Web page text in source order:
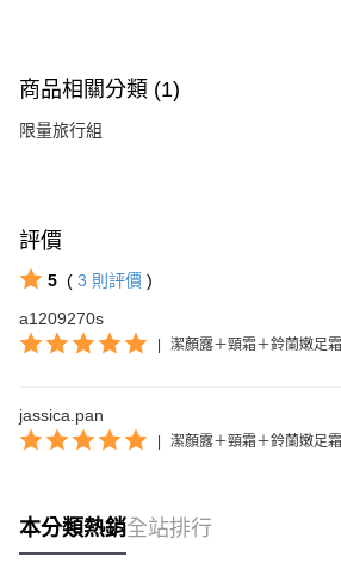
商品相關分類 (1)
限量旅行組
評價
5 ( 3 則評價 )
a1209270s
潔顏露＋頸霜＋鈴蘭嫩足
jassica.pan
潔顏露＋頸霜＋鈴蘭嫩足
本分類熱銷全站排行